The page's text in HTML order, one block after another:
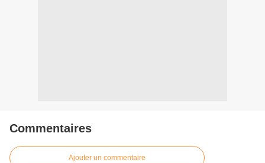
Commentaires
Ajouter un commentaire